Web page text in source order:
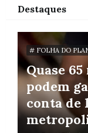
Destaques
# FOLHA DO
Quase
podem
conta de